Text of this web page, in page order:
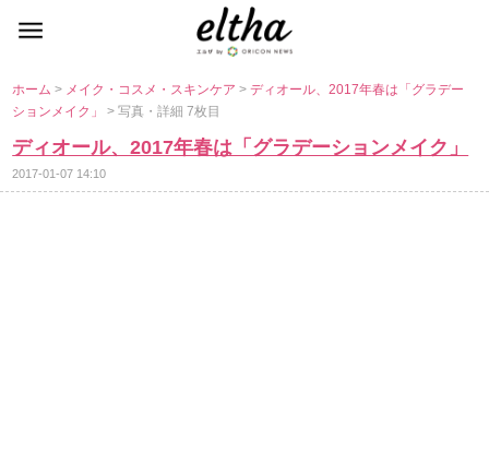
ホーム> メイク・コスメ・スキンケア>ディオール、2017年春は「グラデー
ションメイク」> 写真・詳細 7枚目
ディオール、2017年春は「グラデーションメイク」
2017-01-07 14:10